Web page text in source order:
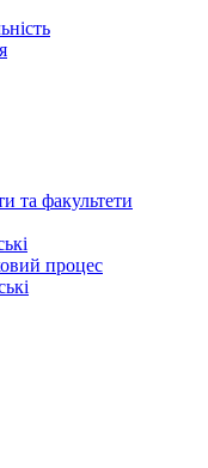
та факультети
процес